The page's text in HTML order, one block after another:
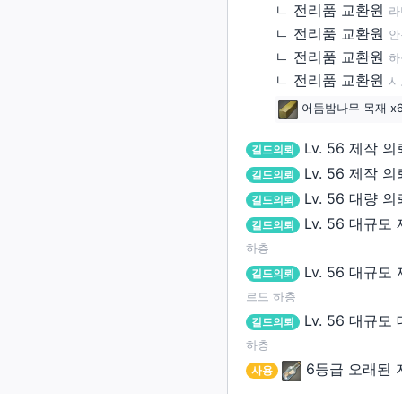
ㄴ 전리품 교환원
ㄴ 전리품 교환원
ㄴ 전리품 교환원
ㄴ 전리품 교환원
어둠밤나무 목재 x6
길드의뢰 Lv. 56 제작 의
길드의뢰
Lv. 56 제작 의
길드의뢰
Lv. 56 대량 의
길드의뢰
Lv. 56 대규모
하층
길드의뢰
Lv. 56 대규모
르드 하층
길드의뢰
Lv. 56 대규모
하층
사용
6등급 오래된